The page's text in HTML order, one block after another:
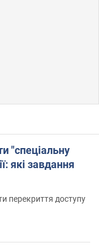
"спеціальну
які завдання
перекриття доступу